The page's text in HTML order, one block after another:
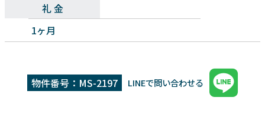
礼 金
1ヶ月
物件番号：MS-2197 LINEで問い合わせる